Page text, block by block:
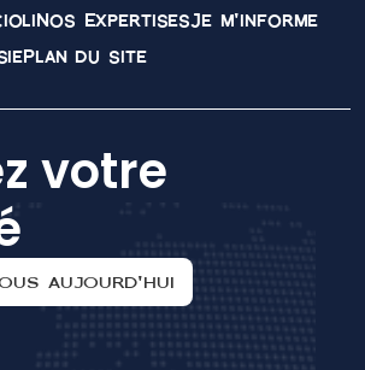
Nos ExpertisesJe m'informe
Plan du site
votre
aujourd'hui